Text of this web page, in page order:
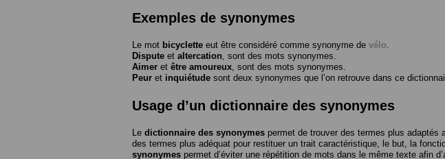
Exemples de synonymes
Le mot bicyclette eut être considéré comme synonyme de vélo
Dispute et altercation , sont des mots synonymes.
Aimer et être amoureux , sont des mots synonymes.
Peur et inquiétude sont deux synonymes que l’on retrouve dans ce
Usage d’un dictionnaire des synonymes
Le dictionnaire des synonymes permet de trouver des termes plus
des termes plus adéquat pour restituer un trait caractéristique, le but, la
synonymes permet d’éviter une répétition de mots dans le même texte afin